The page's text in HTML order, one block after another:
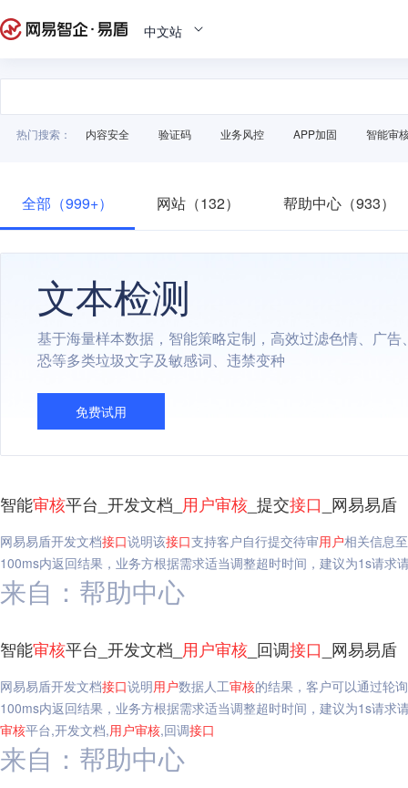
中文站
热门搜索： 内容安全 验证码 业务风控 APP加固 智能审
全部（999+） 网站（132） 帮助中心（933）
文本检测
基于海量样本数据，智能策略定制，高效过滤色情、广告
恐等多类垃圾文字及敏感词、违禁变种
免费试用
智能审核平台_开发文档_ 用户审核 _提交接口 _网易易盾
网易易盾开发文档接口说明该接口支持客户自行提交待审用户相关信息
100ms内返回结果，业务方根据需求适当调整超时时间，建议为1s请求
来自：帮助中心
智能审核平台_开发文档_ 用户审核 _回调接口 _网易易盾
网易易盾开发文档接口说明用户数据人工审核的结果，客户可以通过轮
100ms内返回结果，业务方根据需求适当调整超时时间，建议为1s请
审核平台,开发文档,用户审核,回调接口
来自：帮助中心